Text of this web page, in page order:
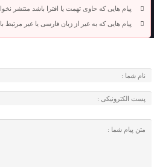
پیام هایی که حاوی تهمت یا افترا باشد منتشر
پیام هایی که به غیر از زبان فارسی یا غیر مرتبط